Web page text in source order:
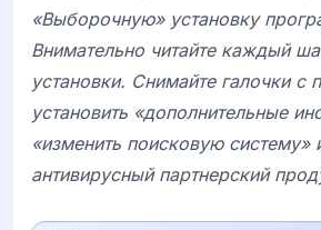
«Выборочную» установку
Внимательно читайте каждый
установки. Снимайте галочки с
установить «дополнительные
«изменить поисковую систему»
антивирусный партнерский